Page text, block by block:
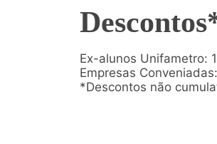
Ex-alunos Unifametro:
Empresas
*Descontos não